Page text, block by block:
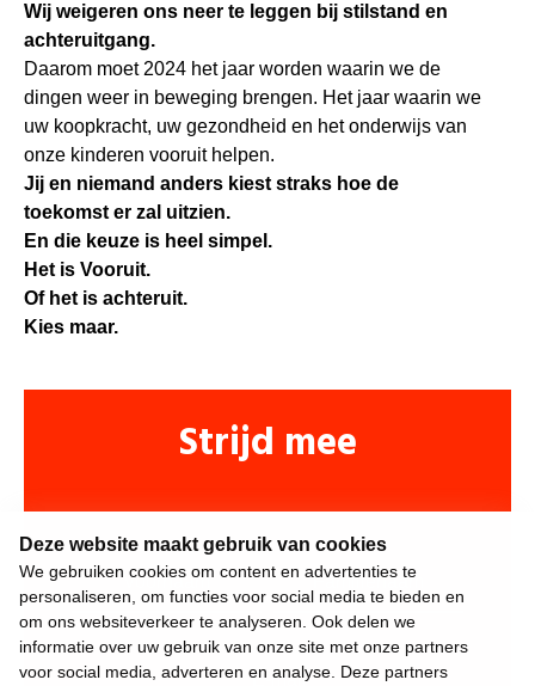
Deze website maakt gebruik van cookies
We gebruiken cookies om content en advertenties te
personaliseren, om functies voor social media te bieden en
om ons websiteverkeer te analyseren. Ook delen we
informatie over uw gebruik van onze site met onze partners
voor social media, adverteren en analyse. Deze partners
Wij weigeren ons neer te leggen bij stilstand en
achteruitgang.
Daarom moet 2024 het jaar worden waarin we de
dingen weer in beweging brengen. Het jaar waarin we
uw koopkracht, uw gezondheid en het onderwijs van
onze kinderen vooruit helpen.
Jij en niemand anders kiest straks hoe de
toekomst er zal uitzien.
En die keuze is heel simpel.
Het is Vooruit.
Of het is achteruit.
Kies maar.
Strijd mee